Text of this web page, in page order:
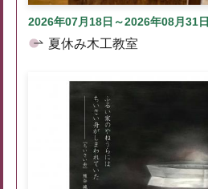
2026年07月18日～2026年08月31日
夏休み木工教室